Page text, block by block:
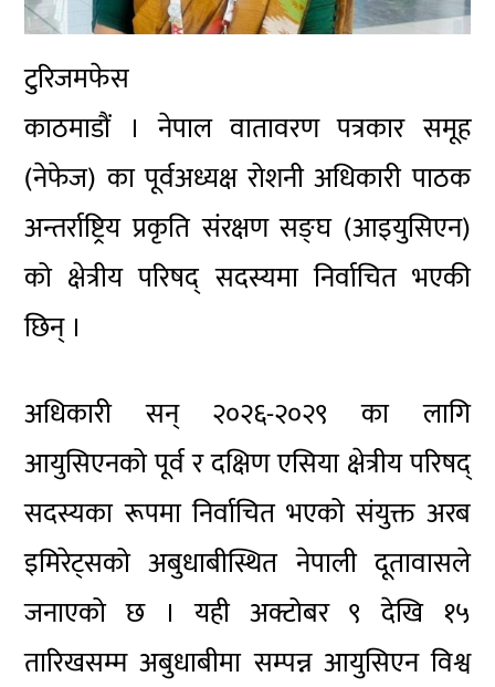
टुरिजमफेस
काठमाडौं । नेपाल वातावरण पत्रकार समूह
(नेफेज) का पूर्वअध्यक्ष रोशनी अधिकारी पाठक
अन्तर्राष्ट्रिय प्रकृति संरक्षण सङ्घ (आइयुसिएन)
को क्षेत्रीय परिषद् सदस्यमा निर्वाचित भएकी
छिन् ।
अधिकारी सन् २०२६-२०२९ का लागि
आयुसिएनको पूर्व र दक्षिण एसिया क्षेत्रीय परिषद्
सदस्यका रूपमा निर्वाचित भएको संयुक्त अरब
इमिरेट्सको अबुधाबीस्थित नेपाली दूतावासले
जनाएको छ । यही अक्टोबर ९ देखि १५
तारिखसम्म अबुधाबीमा सम्पन्न आयुसिएन विश्व